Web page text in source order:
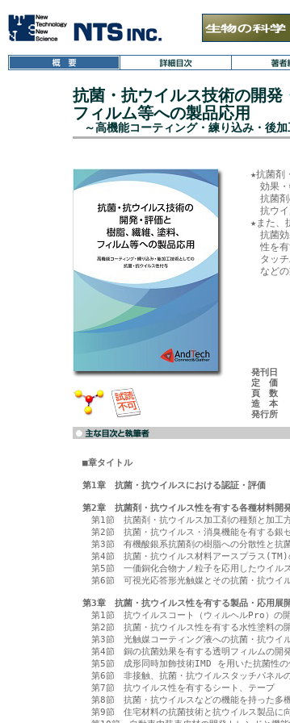
抗菌・抗ウイルス技術の開発
フィルム等への製品応用
～高機能コーティング・練り込み・後
★抗菌剤
効果・
抗菌剤
抗ウイ
★また、
抗菌効
性を有
タッチ
発刊日
定 価
頁 数
造 本
発行所
■章タイトル
第1章　抗菌・抗ウイルスにおける認証・評価
第2章　抗菌剤・抗ウイルス性を有する各種材料開
第1節　抗菌剤・抗ウイルス加工剤の種類と加工
第2節　抗菌・抗ウイルス・消臭機能を有する銀
第3節　有機酸銀系抗菌剤の樹脂への分散性と抗
第4節　抗菌・抗ウイルス材料アースプラス(TM)
第5節　一価銅化合物ナノ粒子を応用したウイル
第6節　可視光応答形光触媒とその抗菌・抗ウイ
第3章　抗菌・抗ウイルス性を有する製品・応用展
第1節　抗ウイルスコート（ウィルヘルPro）の
第2節　抗菌・抗ウイルス性を有する水性塗料の
第3節　光触媒コーティング液への抗菌・抗ウイ
第4節　銅の抗菌効果を有する透明フィルムの開
第5節　成形同時加飾技術IMD を用いた抗菌性の
第6節　非接触、抗菌・抗ウイルスタッチパネル
第7節　抗ウイルス性を有するシート、テープ
第8節　抗菌・抗ウイルスなどの機能を持った多
第9節　住宅材料の抗菌技術と抗ウイルス製品に